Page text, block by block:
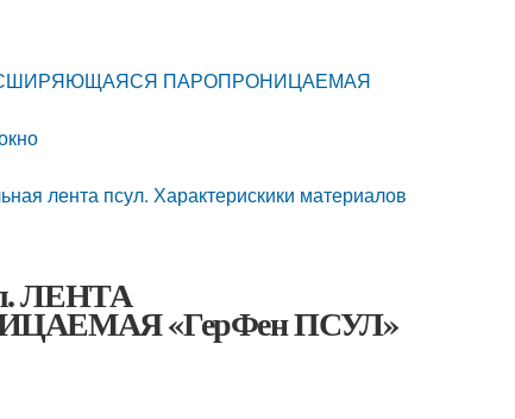
ПАРОПРОНИЦАЕМАЯ
псул. Характерискики материалов
ЛЕНТА
«ГерФен ПСУЛ»